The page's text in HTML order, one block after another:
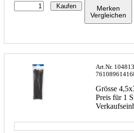
Kaufen
Merken
Vergleichen
Art.Nr.
Grösse
Preis für 1